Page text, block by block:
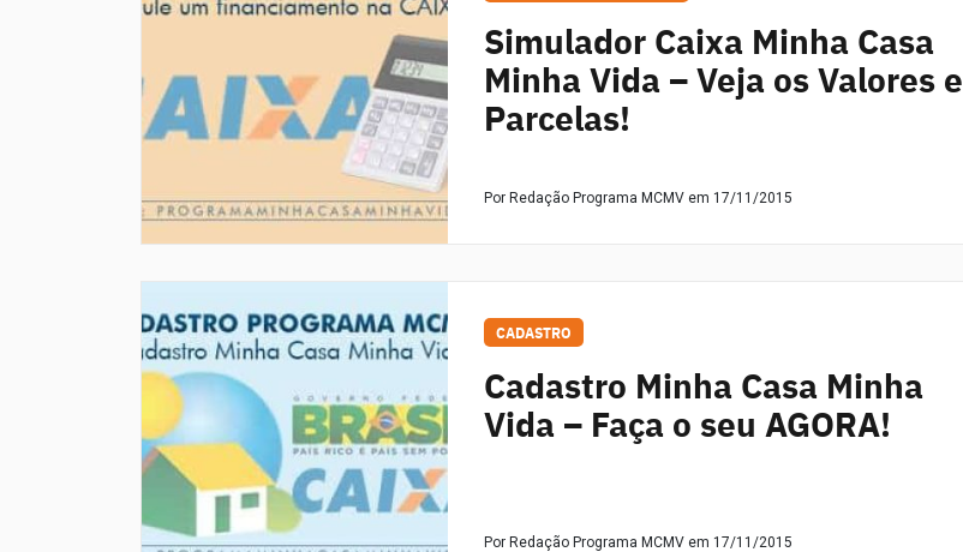
Simulador Caixa Minha Casa
Minha Vida – Veja os Valores e
Parcelas!
Por Redação Programa MCMV em 17/11/2015
CADASTRO
Cadastro Minha Casa Minha
Vida – Faça o seu AGORA!
Por Redação Programa MCMV em 17/11/2015